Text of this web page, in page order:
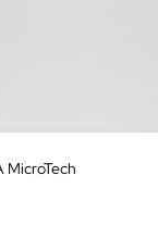
MicroTech